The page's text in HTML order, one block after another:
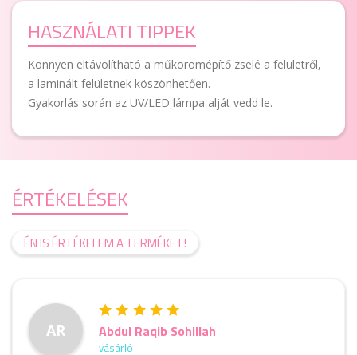
HASZNÁLATI TIPPEK
Könnyen eltávolítható a műkörömépítő zselé a felületről,
a laminált felületnek köszönhetően.
Gyakorlás során az UV/LED lámpa alját vedd le.
ÉRTÉKELÉSEK
ÉN IS ÉRTÉKELEM A TERMÉKET!
AR Abdul Raqib Sohillah
vásárló